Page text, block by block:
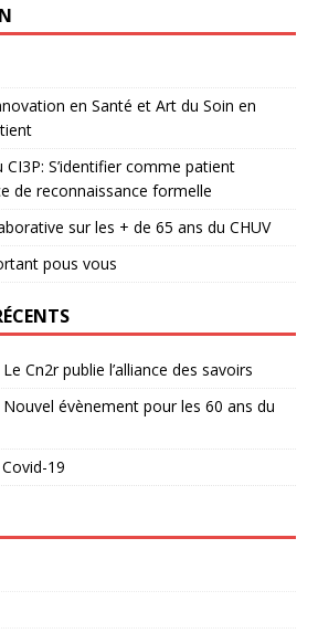
en Santé et Art du Soin en
S’identifier comme patient
de reconnaissance formelle
sur les + de 65 ans du CHUV
pous vous
Le Cn2r publie l’alliance des savoirs
Nouvel évènement pour les 60 ans du
19